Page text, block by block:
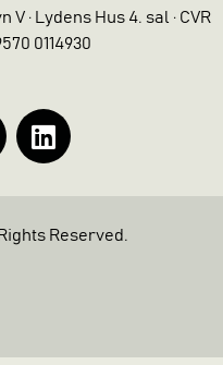
V · Lydens Hus 4. sal · CVR
0114930
Reserved.